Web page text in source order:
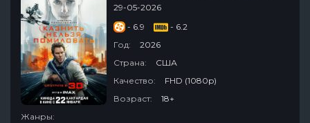
29-05-2026
- 6.9
- 6.2
Год:
2026
Страна:
США
Качество:
FHD (1080p)
Возраст:
18+
Жанры: